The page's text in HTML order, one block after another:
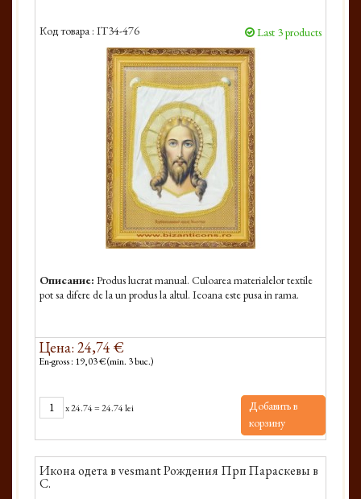
Код товара : IT34-476 Last 3 products
Описание: Produs lucrat manual. Culoarea materialelor textile
pot sa difere de la un produs la altul. Icoana este pusa in rama.
Цена: 24,74 €
En-gross : 19,03 € (min. 3 buc.)
x24.74=24.74 lei
Добавить в
корзину
Икона одета в vesmant Рождения Прп Параскевы в
С.